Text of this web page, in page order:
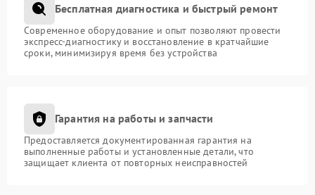
Бесплатная диагностика и быстрый ремонт
Современное оборудование и опыт позволяют провести
экспресс-диагностику и восстановление в кратчайшие
сроки, минимизируя время без устройства
Гарантия на работы и запчасти
Предоставляется документированная гарантия на
выполненные работы и установленные детали, что
защищает клиента от повторных неисправностей